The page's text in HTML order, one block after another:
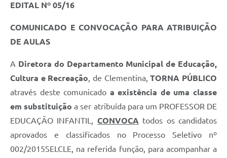
EDITAL Nº 05/16
COMUNICADO E CONVOCAÇÃO PARA ATRIBUIÇÃO
DE AULAS
A Diretora do Departamento Municipal de Educação,
Cultura e Recreação, de Clementina,TORNA PÚBLICO
através deste comunicado a existência de uma classe
em substituição a ser atribuída para um PROFESSOR DE
EDUCAÇÃO INFANTIL, CONVOCA todos os candidatos
aprovados e classificados no Processo Seletivo nº
002/2015SELCLE, na referida função, para acompanhar a